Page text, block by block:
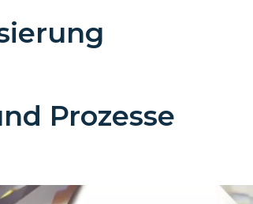
Prozesse